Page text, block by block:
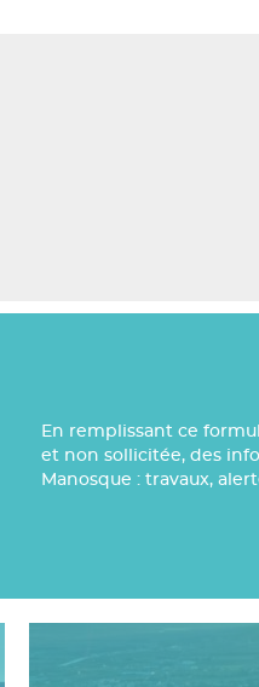
En remplissant ce
et non sollicitée, des
Manosque : travaux,